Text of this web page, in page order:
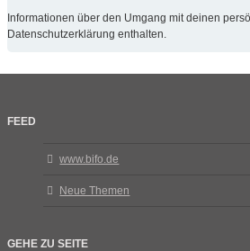
Informationen über den Umgang mit deinen
Datenschutzerklärung enthalten.
FEED
www.bifo.de
Neue Themen
GEHE ZU SEITE